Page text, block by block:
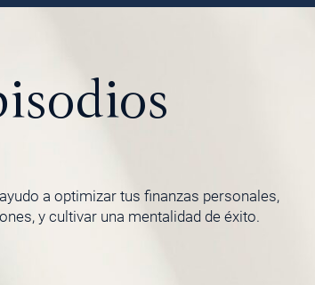
a optimizar tus finanzas personales,
y cultivar una mentalidad de éxito.